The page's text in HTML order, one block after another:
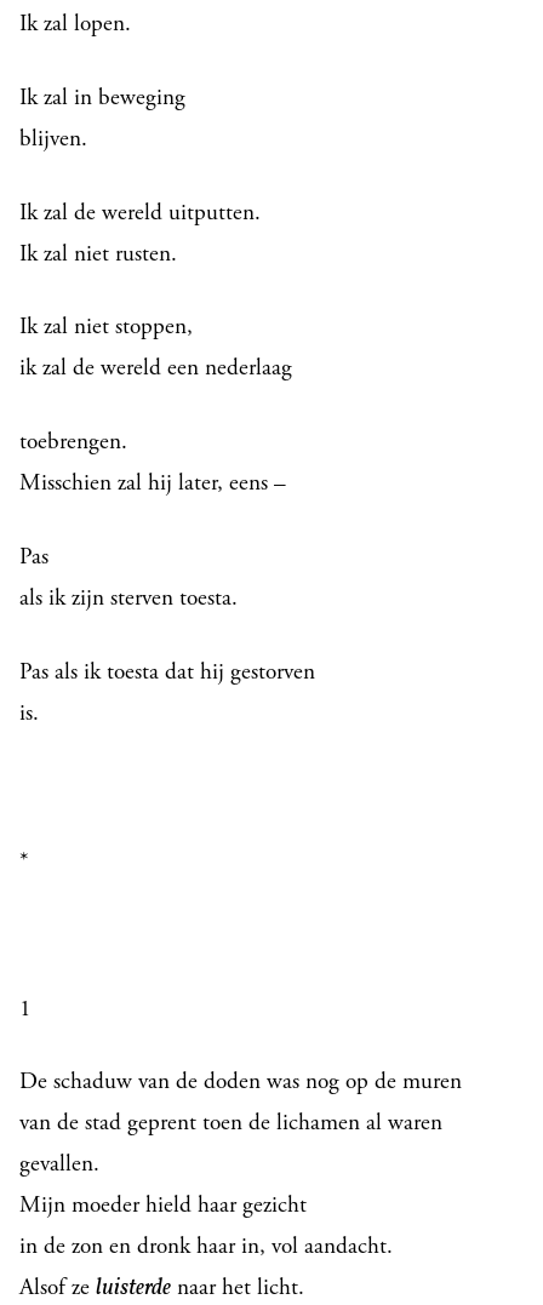
Ik zal lopen.
Ik zal in beweging
blijven.
Ik zal de wereld uitputten.
Ik zal niet rusten.
Ik zal niet stoppen,
ik zal de wereld een nederlaag
toebrengen.
Misschien zal hij later, eens –
Pas
als ik zijn sterven toesta.
Pas als ik toesta dat hij gestorven
is.
*
1
De schaduw van de doden was nog op de muren
van de stad geprent toen de lichamen al waren
gevallen.
Mijn moeder hield haar gezicht
in de zon en dronk haar in, vol aandacht.
Alsof ze luisterde naar het licht.